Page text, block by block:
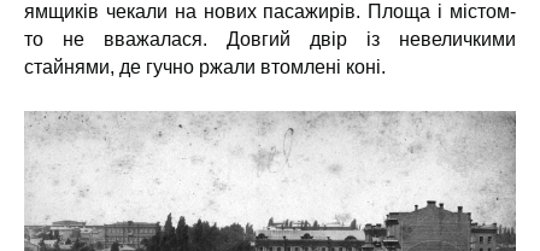
ямщиків чекали на нових пасажирів. Площа і містом-
то не вважалася. Довгий двір із невеличкими
стайнями, де гучно ржали втомлені коні.